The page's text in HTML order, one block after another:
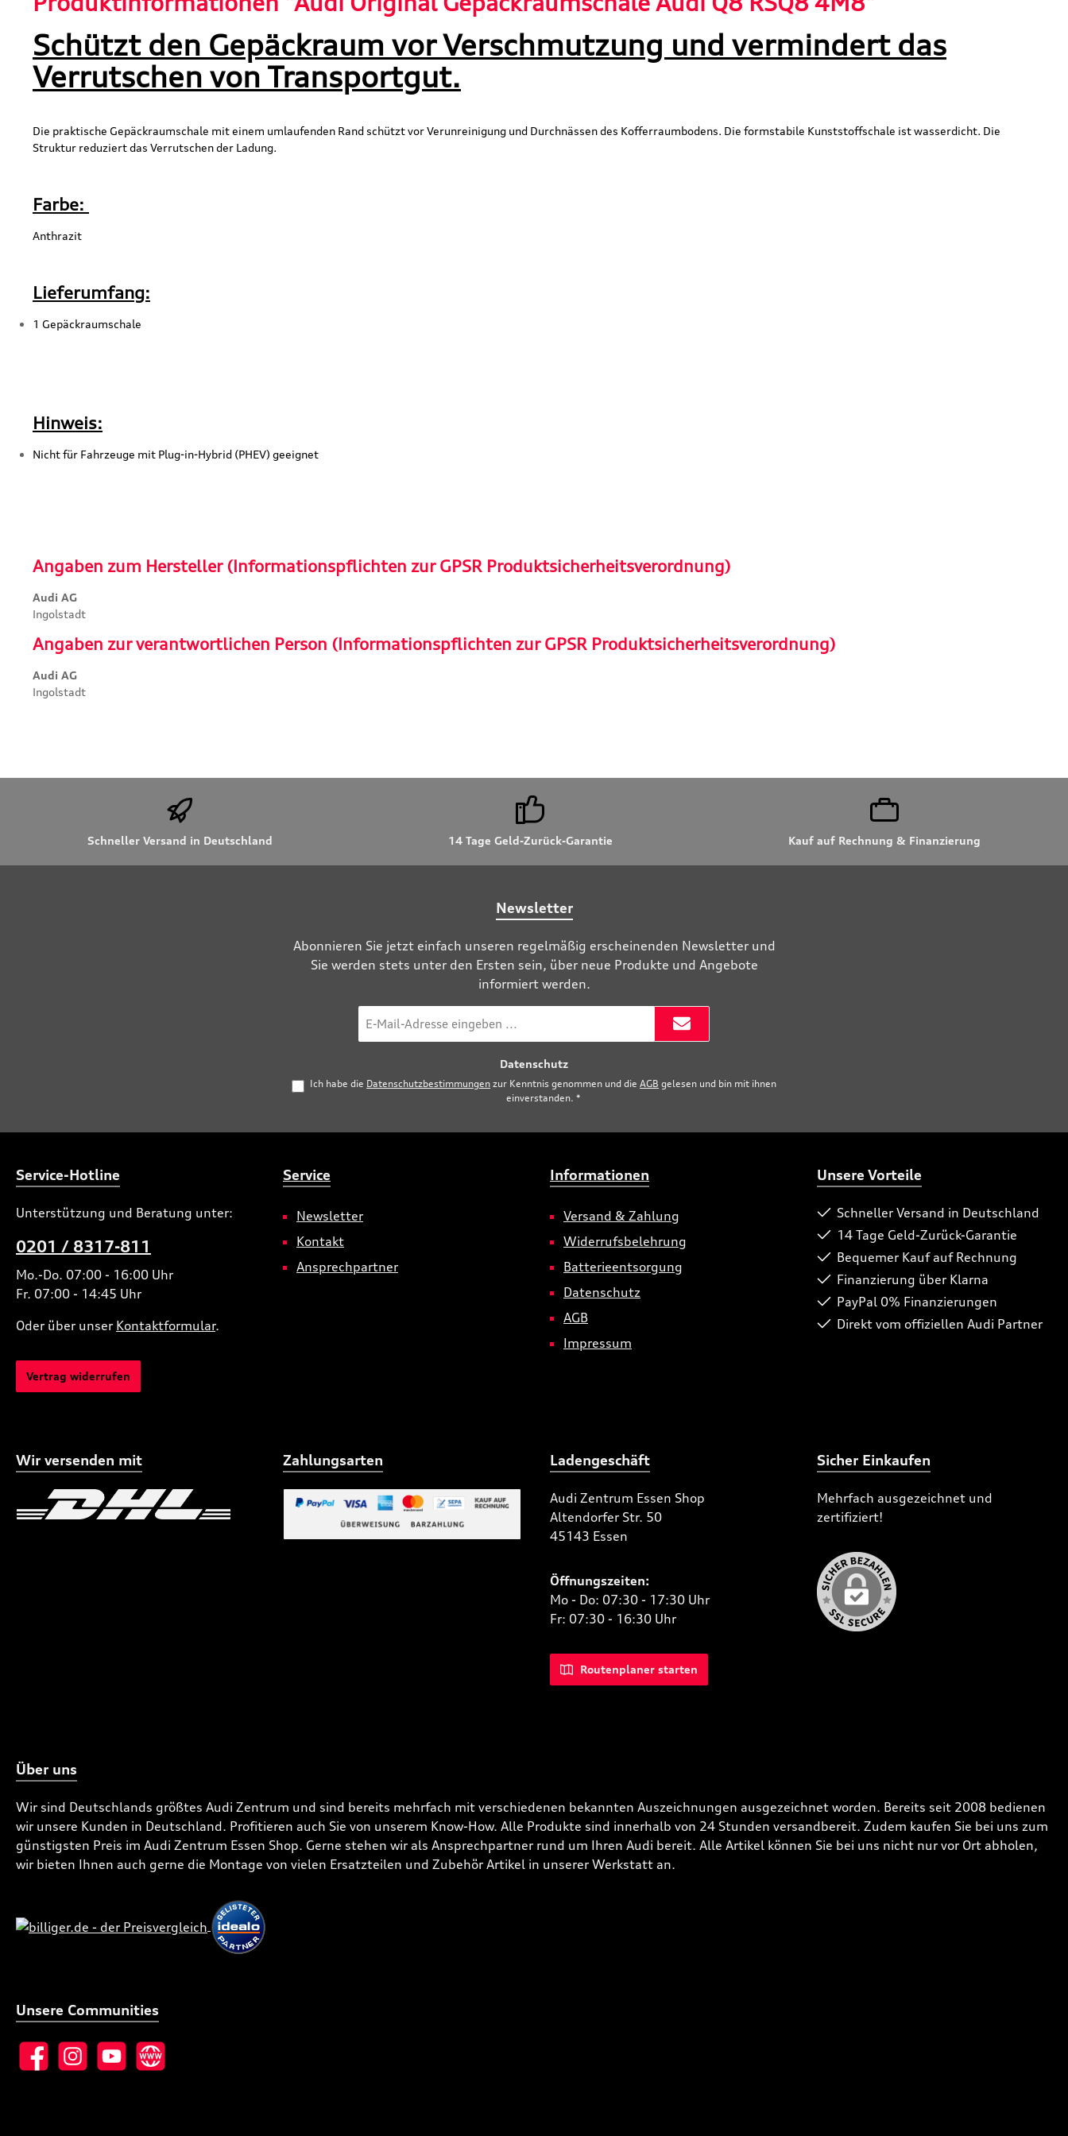
Schützt den Gepäckraum vor Verschmutzung und vermindert das
Verrutschen von Transportgut.
Die praktische Gepäckraumschale mit einem umlaufenden Rand schützt vor Verunreinigung und Durchnässen des Kofferraumbodens. Die formstabile Kunststoffschale ist wasserdicht. Die
Struktur reduziert das Verrutschen der Ladung.
Farbe:
Anthrazit
Lieferumfang:
1 Gepäckraumschale
Hinweis:
Nicht für Fahrzeuge mit Plug-in-Hybrid (PHEV) geeignet
Angaben zum Hersteller (Informationspflichten zur GPSR Produktsicherheitsverordnung)
Audi AG
Ingolstadt
Angaben zur verantwortlichen Person (Informationspflichten zur GPSR Produktsicherheitsverordnung)
Audi AG
Ingolstadt
Schneller Versand in Deutschland 14 Tage Geld-Zurück-Garantie Kauf auf Rechnung & Finanzierung
Newsletter
Abonnieren Sie jetzt einfach unseren regelmäßig erscheinenden Newsletter und
Sie werden stets unter den Ersten sein, über neue Produkte und Angebote
informiert werden.
Mail-
Datenschutz
Ich habe die Datenschutzbestimmungen zur Kenntnis genommen und die AGB gelesen und bin mit ihnen
einverstanden. *
Service-Hotline
Unterstützung und Beratung unter:
0201 / 8317-811
Mo.-Do. 07:00 - 16:00 Uhr
Fr. 07:00 - 14:45 Uhr
Oder über unser Kontaktformular.
Vertrag widerrufen
Service
Newsletter
Kontakt
Ansprechpartner
Informationen
Versand & Zahlung
Widerrufsbelehrung
Batterieentsorgung
Datenschutz
AGB
Impressum
Unsere Vorteile
Schneller Versand in Deutschland
14 Tage Geld-Zurück-Garantie
Bequemer Kauf auf Rechnung
Finanzierung über Klarna
PayPal 0% Finanzierungen
Direkt vom offiziellen Audi Partner
Wir versenden mit
Benutzerdefiniertes Bild 2
Zahlungsarten Ladengeschäft
Audi Zentrum Essen Shop
Altendorfer Str. 50
45143 Essen
Öffnungszeiten:
Mo - Do: 07:30 - 17:30 Uhr
Fr: 07:30 - 16:30 Uhr
Routenplaner starten
Sicher Einkaufen
Mehrfach ausgezeichnet und
zertifiziert!
Über uns
Wir sind Deutschlands größtes Audi Zentrum und sind bereits mehrfach mit verschiedenen bekannten Auszeichnungen ausgezeichnet worden. Bereits seit 2008 bedienen
wir unsere Kunden in Deutschland. Profitieren auch Sie von unserem Know-How. Alle Produkte sind innerhalb von 24 Stunden versandbereit. Zudem kaufen Sie bei uns zum
günstigsten Preis im Audi Zentrum Essen Shop. Gerne stehen wir als Ansprechpartner rund um Ihren Audi bereit. Alle Artikel können Sie bei uns nicht nur vor Ort abholen,
wir bieten Ihnen auch gerne die Montage von vielen Ersatzteilen und Zubehör Artikel in unserer Werkstatt an.
Unsere Communities
FacebookInstagramYouTubeWebsite